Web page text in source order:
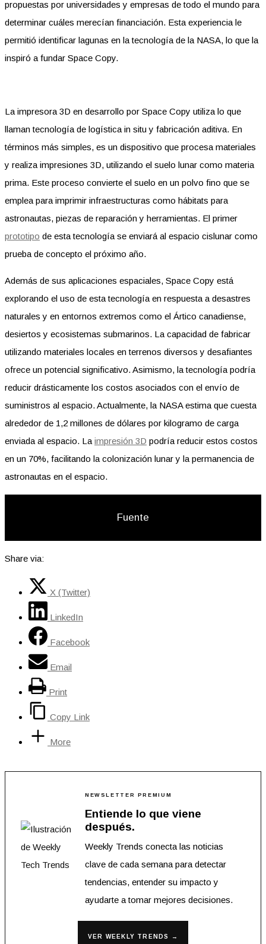
propuestas por universidades y empresas de todo el mundo para
determinar cuáles merecían financiación. Esta experiencia le
permitió identificar lagunas en la tecnología de la NASA, lo que la
inspiró a fundar Space Copy.
La impresora 3D en desarrollo por Space Copy utiliza lo que
llaman tecnología de logística in situ y fabricación aditiva. En
términos más simples, es un dispositivo que procesa materiales
y realiza impresiones 3D, utilizando el suelo lunar como materia
prima. Este proceso convierte el suelo en un polvo fino que se
emplea para imprimir infraestructuras como hábitats para
astronautas, piezas de reparación y herramientas. El primer
prototipo de esta tecnología se enviará al espacio cislunar como
prueba de concepto el próximo año.
Además de sus aplicaciones espaciales, Space Copy está
explorando el uso de esta tecnología en respuesta a desastres
naturales y en entornos extremos como el Ártico canadiense,
desiertos y ecosistemas submarinos. La capacidad de fabricar
utilizando materiales locales en terrenos diversos y desafiantes
ofrece un potencial significativo. Asimismo, la tecnología podría
reducir drásticamente los costos asociados con el envío de
suministros al espacio. Actualmente, la NASA estima que cuesta
alrededor de 1,2 millones de dólares por kilogramo de carga
enviada al espacio. La impresión 3D podría reducir estos costos
en un 70%, facilitando la colonización lunar y la permanencia de
astronautas en el espacio.
Fuente
Share via:
X (Twitter)
LinkedIn
Facebook
Email
Print
Copy Link
More
NEWSLETTER PREMIUM
Entiende lo que viene
después.
Weekly Trends conecta las noticias
clave de cada semana para detectar
tendencias, entender su impacto y
ayudarte a tomar mejores decisiones.
VER WEEKLY TRENDS →